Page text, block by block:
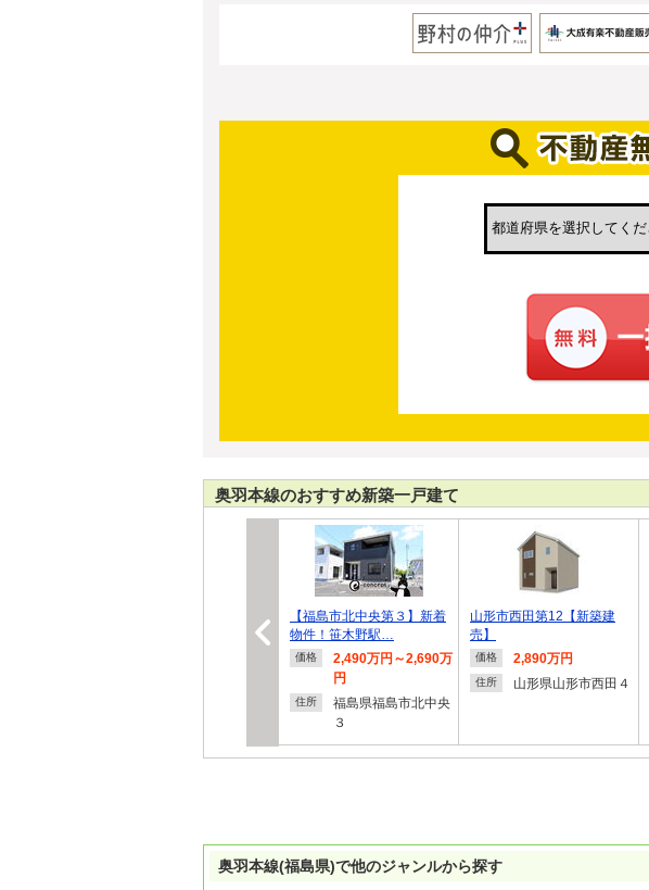
奥羽本線のおすすめ新築一戸建て
【福島市北中央第３】新着
物件！笹木野駅…
価格
2,490万円～2,690万
円
住所
福島県福島市北中央
３
山形市西田第12【新築建
売】
価格 2,890万円
住所 山形県山形市西田４
奥羽本線(福島県)で他のジャンルから探す